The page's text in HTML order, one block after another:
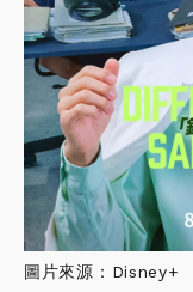
圖片來源：Disney+